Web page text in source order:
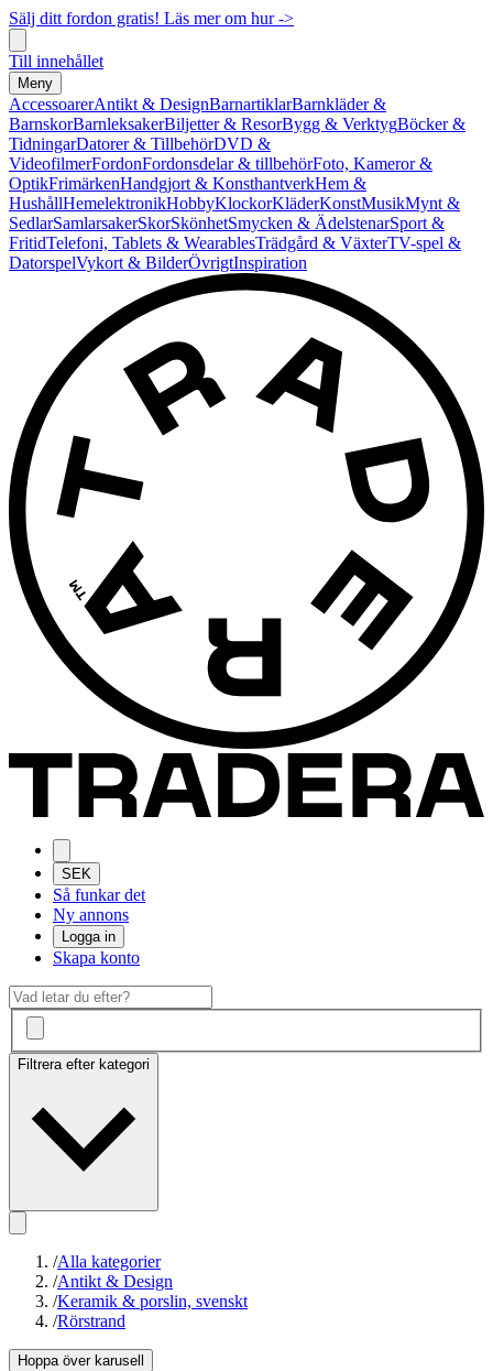
Sälj ditt fordon gratis! Läs mer om hur ->
Till innehållet
Meny
AccessoarerAntikt & DesignBarnartiklarBarnkläder &
BarnskorBarnleksakerBiljetter & ResorBygg & VerktygBöcker &
TidningarDatorer & TillbehörDVD &
VideofilmerFordonFordonsdelar & tillbehörFoto, Kameror &
OptikFrimärkenHandgjort & KonsthantverkHem &
HushållHemelektronikHobbyKlockorKläderKonstMusikMynt &
SedlarSamlarsakerSkorSkönhetSmycken & ÄdelstenarSport &
FritidTelefoni, Tablets & WearablesTrädgård & VäxterTV-spel &
DatorspelVykort & BilderÖvrigtInspiration
SEK
Så funkar det
Ny annons
Logga in
Skapa konto
Filtrera efter kategori
/Alla kategorier
/Antikt & Design
/Keramik & porslin, svenskt
/Rörstrand
Hoppa över karusell